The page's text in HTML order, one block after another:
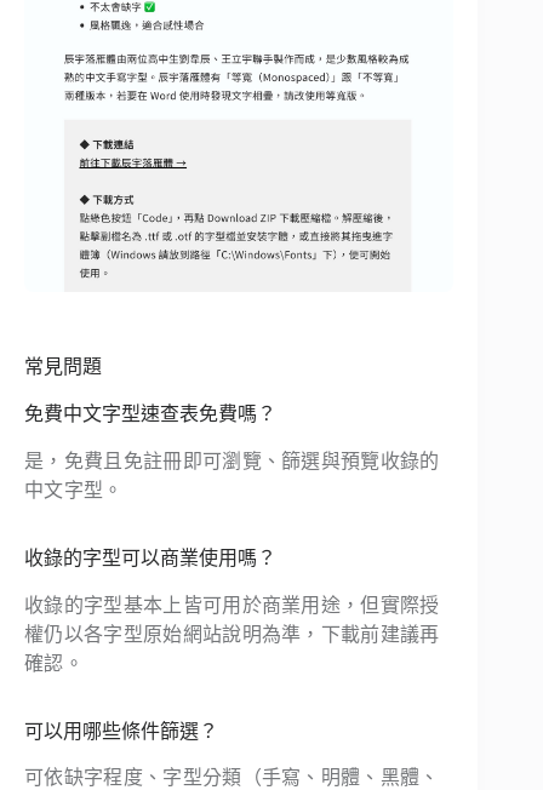
常見問題
免費中文字型速查表免費嗎？
是，免費且免註冊即可瀏覽、篩選與預覽收錄的
中文字型。
收錄的字型可以商業使用嗎？
收錄的字型基本上皆可用於商業用途，但實際授
權仍以各字型原始網站說明為準，下載前建議再
確認。
可以用哪些條件篩選？
可依缺字程度、字型分類（手寫、明體、黑體、